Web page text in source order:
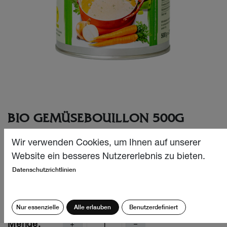
BIO GEMÜSEBOUILLON 500G
Bio Gemüsebouillon ohne Fett, ohne Glutamat, laktosefrei
und vor allem: super lecker!
Menge:
Wir verwenden Cookies, um Ihnen auf unserer
Website ein besseres Nutzererlebnis zu bieten.
Datenschutzrichtlinien
Nur essenzielle Alle erlauben Benutzerdefiniert